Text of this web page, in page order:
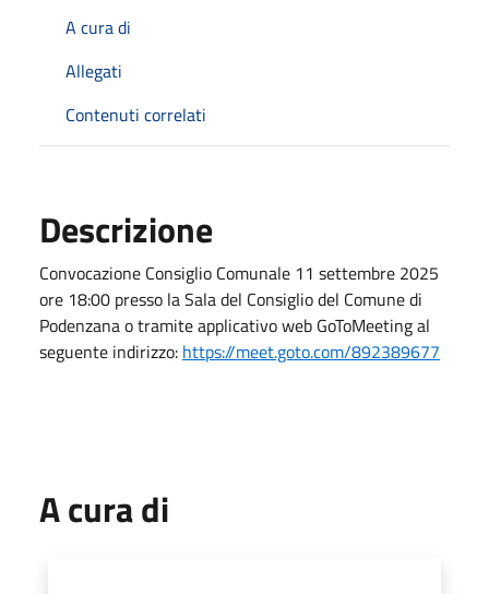
A cura di
Allegati
Contenuti correlati
Descrizione
Convocazione Consiglio Comunale 11 settembre 2025
ore 18:00 presso la Sala del Consiglio del Comune di
Podenzana o tramite applicativo web GoToMeeting al
seguente indirizzo: https://meet.goto.com/892389677
A cura di